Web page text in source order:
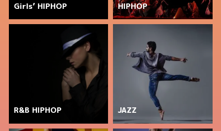
Girls’ HIPHOP HIPHOP
R&B HIPHOP JAZZ